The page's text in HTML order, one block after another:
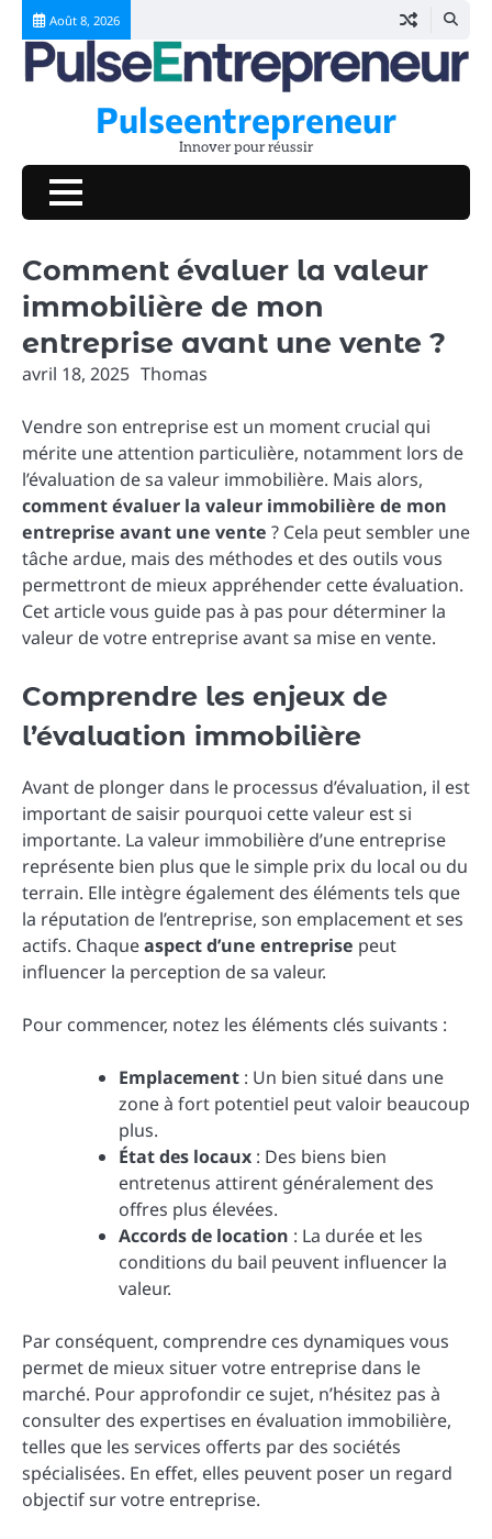
Skip
content
Août 8, 2026
Pulseentrepreneur
Innover pour réussir
Comment évaluer la valeur
immobilière de mon
entreprise avant une vente ?
avril 18, 2025 Thomas
Vendre son entreprise est un moment crucial qui
mérite une attention particulière, notamment lors de
l’évaluation de sa valeur immobilière. Mais alors,
comment évaluer la valeur immobilière de mon
entreprise avant une vente ? Cela peut sembler une
tâche ardue, mais des méthodes et des outils vous
permettront de mieux appréhender cette évaluation.
Cet article vous guide pas à pas pour déterminer la
valeur de votre entreprise avant sa mise en vente.
Comprendre les enjeux de
l’évaluation immobilière
Avant de plonger dans le processus d’évaluation, il est
important de saisir pourquoi cette valeur est si
importante. La valeur immobilière d’une entreprise
représente bien plus que le simple prix du local ou du
terrain. Elle intègre également des éléments tels que
la réputation de l’entreprise, son emplacement et ses
actifs. Chaqueaspect d’une entreprise peut
influencer la perception de sa valeur.
Pour commencer, notez les éléments clés suivants :
Emplacement : Un bien situé dans une
zone à fort potentiel peut valoir beaucoup
plus.
État des locaux : Des biens bien
entretenus attirent généralement des
offres plus élevées.
Accords de location : La durée et les
conditions du bail peuvent influencer la
valeur.
Par conséquent, comprendre ces dynamiques vous
permet de mieux situer votre entreprise dans le
marché. Pour approfondir ce sujet, n’hésitez pas à
consulter des expertises en évaluation immobilière,
telles que les services offerts par des sociétés
spécialisées. En effet, elles peuvent poser un regard
objectif sur votre entreprise.